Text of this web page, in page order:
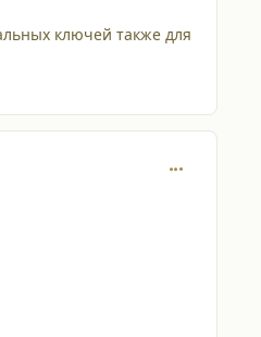
ключей также для